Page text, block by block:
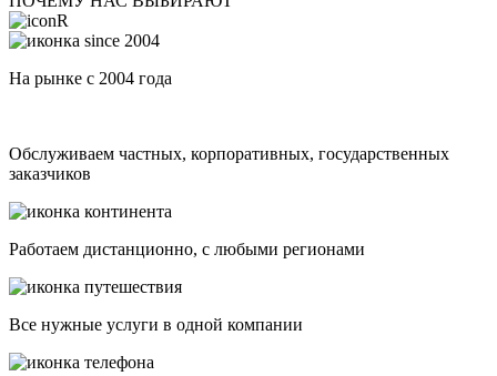
На рынке с 2004 года
Обслуживаем частных, корпоративных, государственных
заказчиков
Работаем дистанционно, с любыми регионами
Все нужные услуги в одной компании